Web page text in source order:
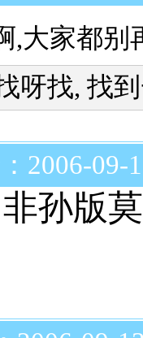
,大家都别
呀找, 找
2006-09-
孙版